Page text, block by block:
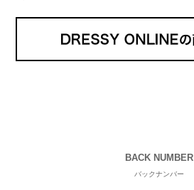
BACK NUMBER
バックナンバー